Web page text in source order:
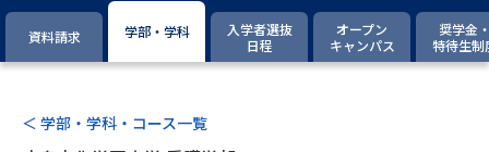
留学・進学関連、塾・予備校
大学入学共通テスト「受験案
内」の請求
配慮案内」の請求
資料請求 学部・学科
入学者選抜
日程
オープン
キャンパス
奨学金
特待生制
＜ 学部・学科・コース一覧